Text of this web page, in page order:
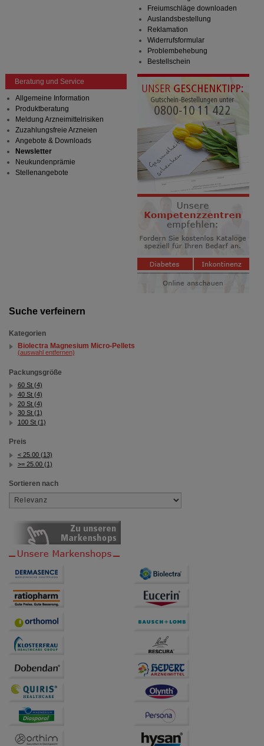
Suche verfeinern
Kategorien
Biolectra Magnesium Micro-Pellets
(auswahl entfernen)
Packungsgröße
60 St (4)
40 St (4)
20 St (4)
30 St (1)
100 St (1)
Preis
< 25.00 (13)
>= 25.00 (1)
Sortieren nach
Freiumschläge downloaden
Auslandsbestellung
Reklamation
Widerrufsformular
Problembehebung
Bestellschein
Beratung und Service
Allgemeine Information
Produktberatung
Meldung Arzneimittelrisiken
Zuzahlungsfreie Arzneien
Angebote & Downloads
Newsletter
Neukundenprämie
Stellenangebote